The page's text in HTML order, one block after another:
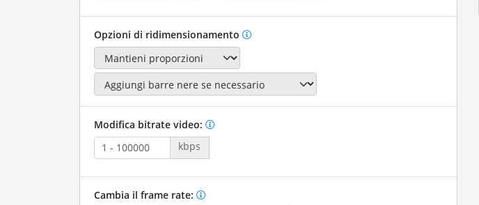
Opzioni di ridimensionamento
Modifica bitrate video:
kbps
Cambia il frame rate: